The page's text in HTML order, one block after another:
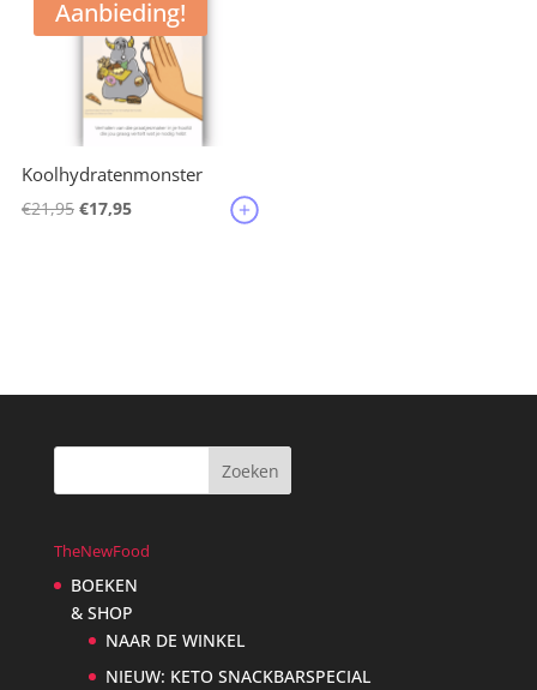
Aanbieding!
Koolhydratenmonster
€21,95 Oorspronkelijke
€17,95Huidige
TheNewFood
BOEKEN
& SHOP
NAAR DE WINKEL
NIEUW: KETO SNACKBARSPECIAL